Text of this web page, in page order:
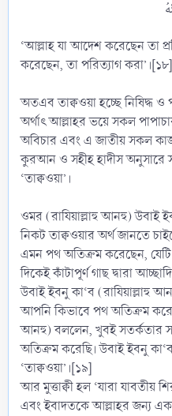
‘আল্লাহ যা আদেশ করেছেন তা
করেছেন, তা পরিত্যাগ করা’।[১৮]
অতএব তাক্বওয়া হচ্ছে নিষিদ্ধ
অর্থাৎ আল্লাহর ভয়ে সকল
অবিচার এবং এ জাতীয় সকল
কুরআন ও সহীহ হাদীস অনুসারে
‘তাক্বওয়া’।
ওমর (রাযিয়াল্লাহু আনহু) উবাই
নিকট তাক্বওয়ার অর্থ জানতে
এমন পথ অতিক্রম করেছেন,
দিকেই কাঁটাপূর্ণ গাছ দ্বারা
উবাই ইবনু কা‘ব (রাযিয়াল্লাহু
আপনি কিভাবে পথ অতিক্রম
আনহু) বললেন, খুবই সতর্কতার
অতিক্রম করেছি। উবাই ইবনু
‘তাক্বওয়া’।[১৯]
আর মুত্তাক্বী হল ‘যারা যাবতীয়
এবং ইবাদতকে আল্লাহর জন্য